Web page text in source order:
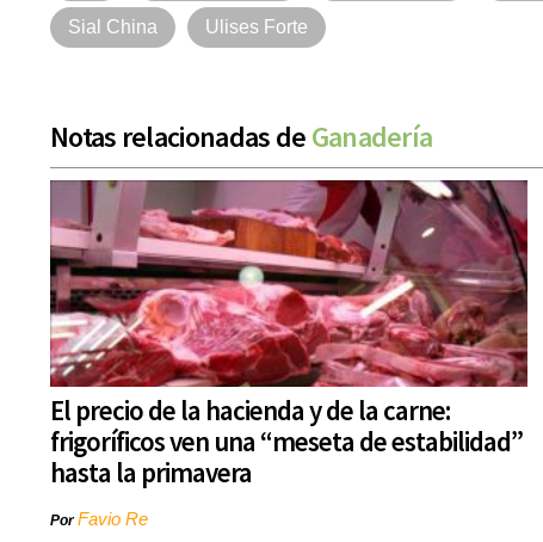
Sial China Ulises Forte
Notas relacionadas deGanadería
El precio de la hacienda y de la carne:
frigoríficos ven una “meseta de estabilidad”
hasta la primavera
PorFavio Re